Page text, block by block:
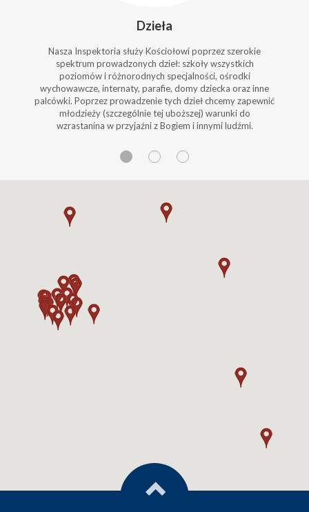
Dzieła
Nasza Inspektoria służy Kościołowi poprzez szerokie
spektrum prowadzonych dzieł: szkoły wszystkich
poziomów i różnorodnych specjalności, ośrodki
wychowawcze, internaty, parafie, domy dziecka oraz inne
palcówki. Poprzez prowadzenie tych dzieł chcemy zapewnić
młodzieży (szczególnie tej uboższej) warunki do
wzrastanina w przyjaźni z Bogiem i innymi ludźmi.